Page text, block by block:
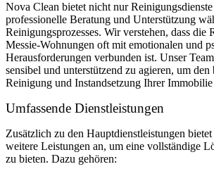
Nova Clean bietet nicht nur
professionelle Beratung und Unterstützung
Reinigungsprozesses. Wir verstehen, dass die
Messie-Wohnungen oft mit emotionalen und
Herausforderungen verbunden ist. Unser
sensibel und unterstützend zu agieren, um
Reinigung und Instandsetzung Ihrer
Umfassende Dienstleistungen
Zusätzlich zu den Hauptdienstleistungen
weitere Leistungen an, um eine vollständige
zu bieten. Dazu gehören: